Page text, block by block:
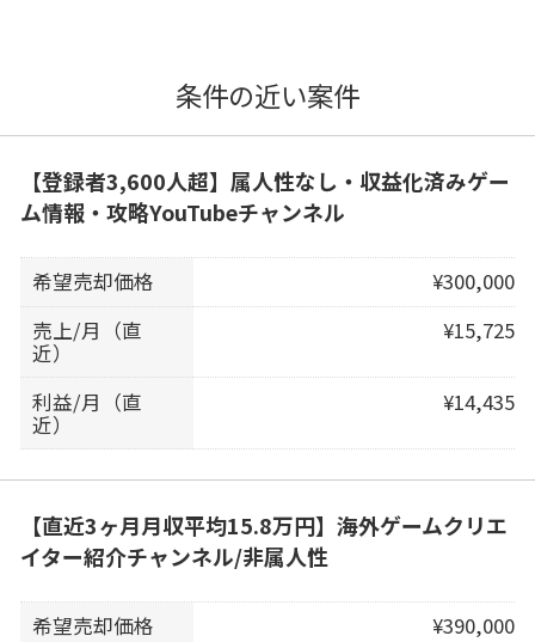
条件の近い案件
【登録者3,600人超】属人性なし・収益化済みゲー
ム情報・攻略YouTubeチャンネル
希望売却価格
¥300,000
売上/月（直
近）
¥15,725
利益/月（直
近）
¥14,435
【直近3ヶ月月収平均15.8万円】海外ゲームクリエ
イター紹介チャンネル/非属人性
希望売却価格
¥390,000